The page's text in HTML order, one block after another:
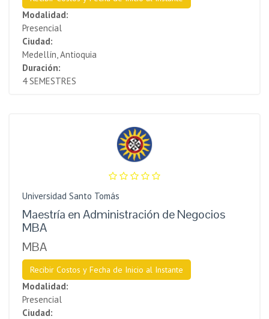
Modalidad:
Presencial
Ciudad:
Medellín, Antioquia
Duración:
4 SEMESTRES
Universidad Santo Tomás
Maestría en Administración de Negocios
MBA
MBA
Recibir Costos y Fecha de Inicio al Instante
Modalidad:
Presencial
Ciudad: